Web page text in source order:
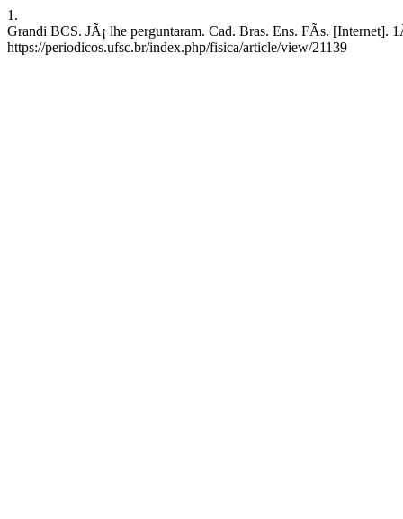
1.
Grandi BCS. JÃ¡ lhe perguntaram. Cad. Bras. Ens. FÃ­s. [Internet].
https://periodicos.ufsc.br/index.php/fisica/article/view/21139